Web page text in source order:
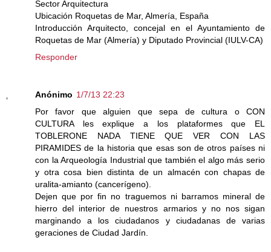
Sector Arquitectura
Ubicación Roquetas de Mar, Almería, España
Introducción Arquitecto, concejal en el Ayuntamiento de
Roquetas de Mar (Almería) y Diputado Provincial (IULV-CA)
Responder
Anónimo 1/7/13 22:23
Por favor que alguien que sepa de cultura o CON
CULTURA les explique a los plataformes que EL
TOBLERONE NADA TIENE QUE VER CON LAS
PIRAMIDES de la historia que esas son de otros países ni
con la Arqueología Industrial que también el algo más serio
y otra cosa bien distinta de un almacén con chapas de
uralita-amianto (cancerígeno).
Dejen que por fin no traguemos ni barramos mineral de
hierro del interior de nuestros armarios y no nos sigan
marginando a los ciudadanos y ciudadanas de varias
geraciones de Ciudad Jardín.